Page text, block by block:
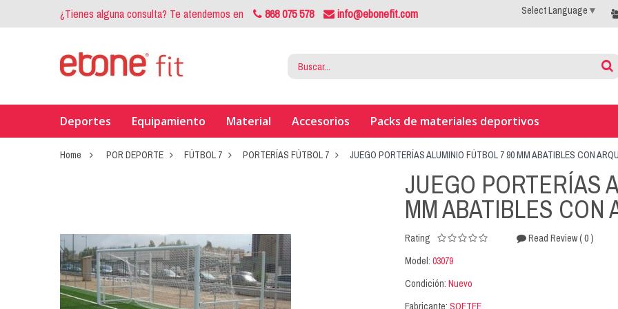
¿Tienes alguna consulta? Te atendemos en 868 075 578 info@ebonefit.com Select Language ▼
Deportes Equipamiento Material Accesorios Packs de materiales deportivos
Home POR DEPORTE FÚTBOL 7 PORTERÍAS FÚTBOL 7 JUEGO PORTERÍAS ALUMINIO FÚTBOL 7 90 MM ABATIBLES CON
JUEGO PORTERÍAS
MM ABATIBLES
Rating Read Review( 0 )
Model: 03079
Condición: Nuevo
Fabricante: SOFTEE